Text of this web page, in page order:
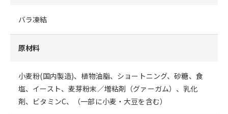
バラ凍結
原材料
小麦粉(国内製造)、植物油脂、ショートニング、砂糖、食
塩、イースト、麦芽粉末／増粘剤（グァーガム）、乳化
剤、ビタミンC、（一部に小麦・大豆を含む）